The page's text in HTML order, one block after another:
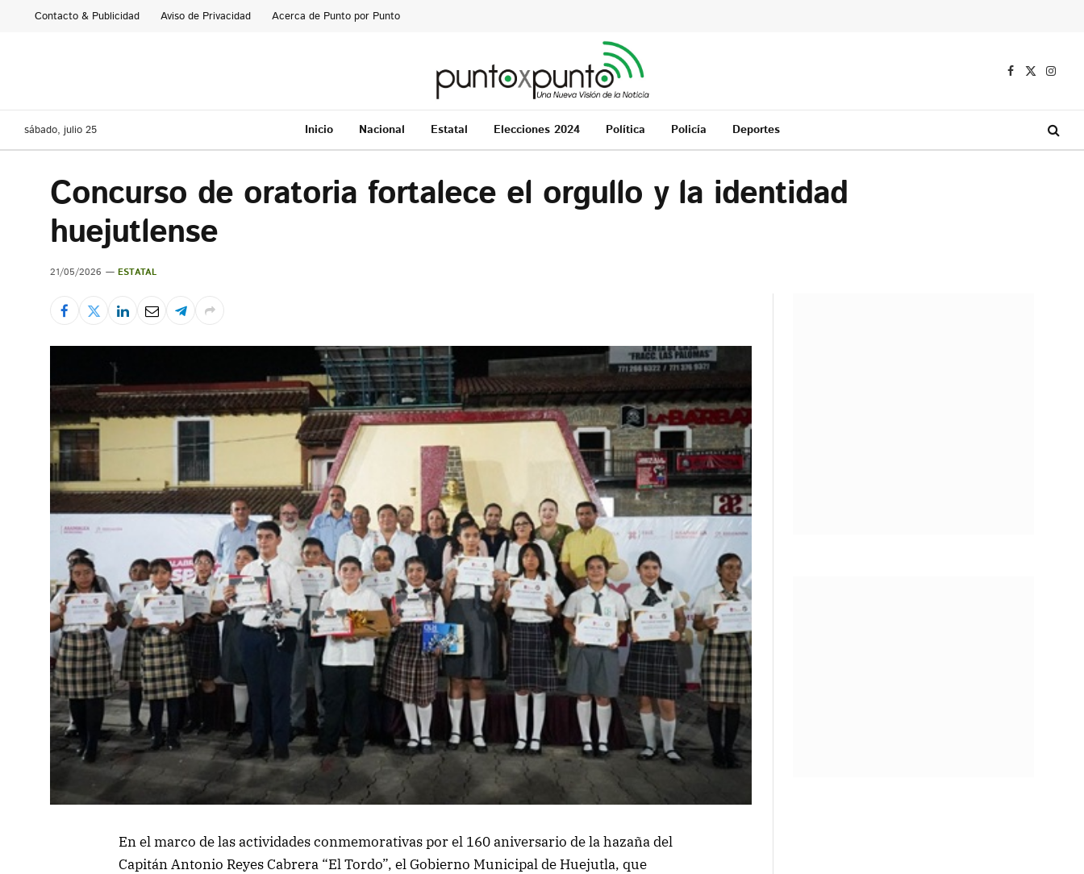
Contacto & Publicidad Aviso de Privacidad Acerca de Punto por Punto
Facebook
X
sábado, julio 25 Inicio Nacional Estatal Elecciones 2024 Política Policía Deportes
Concurso de oratoria fortalece el orgullo y la identidad
huejutlense
21/05/2026 ESTATAL
En el marco de las actividades conmemorativas por el 160 aniversario de la hazaña del
Capitán Antonio Reyes Cabrera “El Tordo”, el Gobierno Municipal de Huejutla, que